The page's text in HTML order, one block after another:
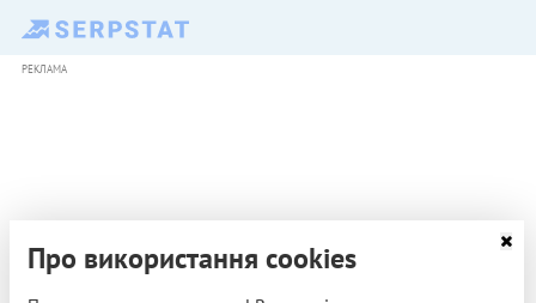
РЕКЛАМА
Про використання cookies